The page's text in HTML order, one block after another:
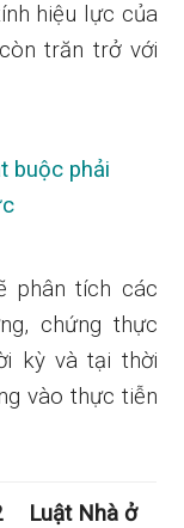
hiệu lực của
trăn trở với
buộc phải
phân tích các
chứng thực
kỳ và tại thời
vào thực tiễn
Luật Nhà ở